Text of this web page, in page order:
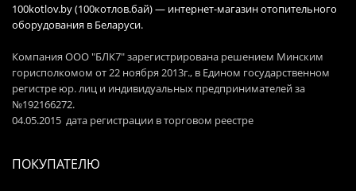
100kotlov.by (100котлов.бай) — интернет-магазин отопительного
оборудования в Беларуси.
Компания ООО "БЛК7" зарегистрирована решением Минским
горисполкомом от 22 ноября 2013г., в Едином государственном
регистре юр. лиц и индивидуальных предпринимателей за
№192166272.
04.05.2015 дата регистрации в торговом реестре
ПОКУПАТЕЛЮ